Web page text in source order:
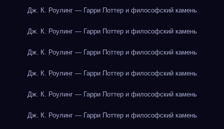
Дж. К. Роулинг — Гарри Поттер и философский камень
Дж. К. Роулинг — Гарри Поттер и философский камень
Дж. К. Роулинг — Гарри Поттер и философский камень
Дж. К. Роулинг — Гарри Поттер и философский камень
Дж. К. Роулинг — Гарри Поттер и философский камень
Дж. К. Роулинг — Гарри Поттер и философский камень